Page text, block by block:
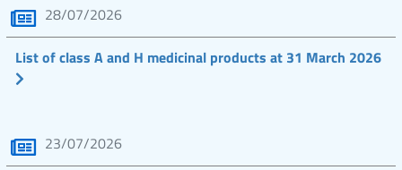
28/07/2026
List of class A and H medicinal products at 31 March 2026
23/07/2026